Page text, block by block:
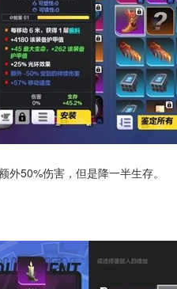
50%伤害，但是降一半生存。